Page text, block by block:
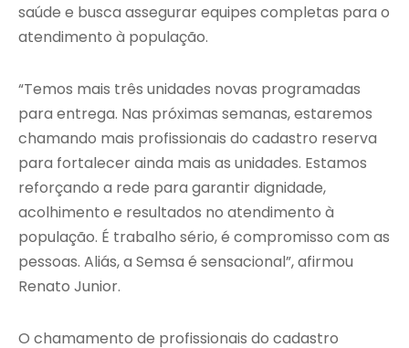
saúde e busca assegurar equipes completas para o
atendimento à população.
“Temos mais três unidades novas programadas
para entrega. Nas próximas semanas, estaremos
chamando mais profissionais do cadastro reserva
para fortalecer ainda mais as unidades. Estamos
reforçando a rede para garantir dignidade,
acolhimento e resultados no atendimento à
população. É trabalho sério, é compromisso com as
pessoas. Aliás, a Semsa é sensacional”, afirmou
Renato Junior.
O chamamento de profissionais do cadastro